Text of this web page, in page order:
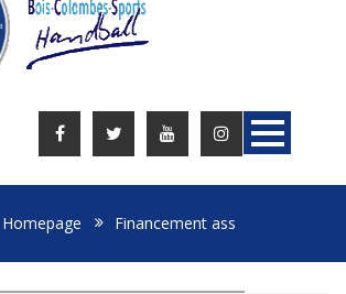
Homepage Financement ass